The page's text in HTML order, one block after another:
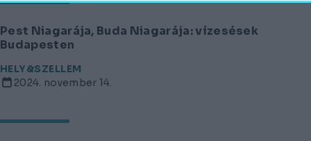
Pest Niagarája, Buda Niagarája: vízesések
Budapesten
HELY&SZELLEM
2024. november 14.